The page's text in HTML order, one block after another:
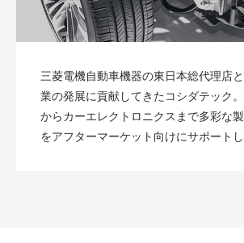
三菱電機自動車機器の東日本総代理店
業の発展に貢献してきたコシダテック
からカーエレクトロニクスまで多彩な
をアフターマーケット向けにサポートし